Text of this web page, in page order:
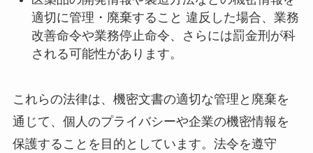
適切に管理・廃棄すること 違反した場合、業務
改善命令や業務停止命令、さらには罰金刑が科
される可能性があります。
これらの法律は、機密文書の適切な管理と廃棄を
通じて、個人のプライバシーや企業の機密情報を
保護することを目的としています。法令を遵守